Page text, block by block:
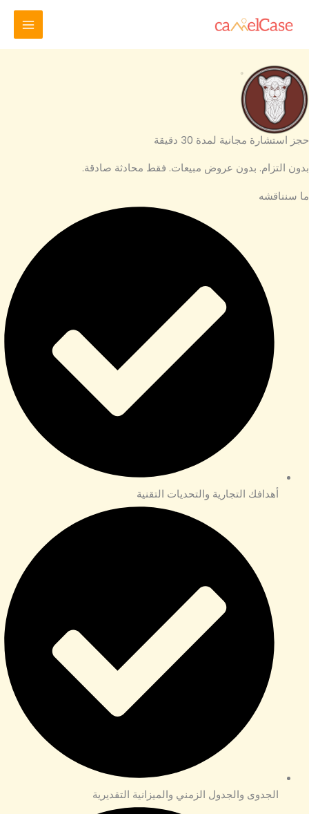
حجز استشارة مجانية لمدة 30 دقيقة
بدون التزام. بدون عروض مبيعات. فقط محادثة صادقة.
ما سنناقشه
أهدافك التجارية والتحديات التقنية
الجدوى والجدول الزمني والميزانية التقديرية